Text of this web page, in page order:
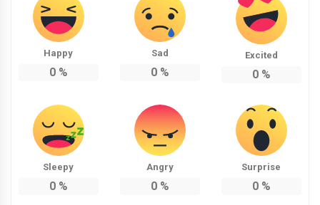
Happy
0%
Sad
0%
Excited
0%
Sleepy
0%
Angry
0%
Surprise
0%